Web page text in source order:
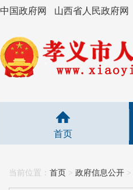
中国政府网 山西省人民政府网
首页
当前位置： 首页 > 政府信息公开 >